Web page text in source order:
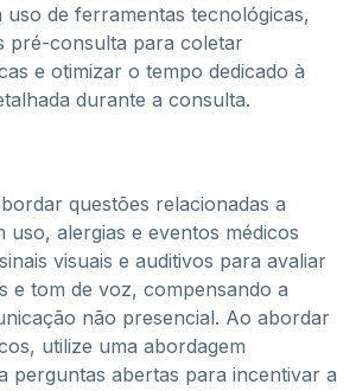
uso de ferramentas tecnológicas,
pré-consulta para coletar
e otimizar o tempo dedicado à
durante a consulta.
questões relacionadas a
uso, alergias e eventos médicos
visuais e auditivos para avaliar
e tom de voz, compensando a
não presencial. Ao abordar
utilize uma abordagem
perguntas abertas para incentivar a